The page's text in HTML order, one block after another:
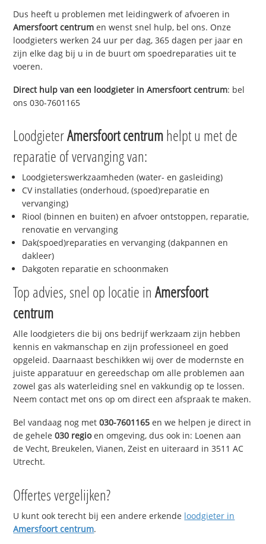
Dus heeft u problemen met leidingwerk of afvoeren in
Amersfoort centrum en wenst snel hulp, bel ons. Onze
loodgieters werken 24 uur per dag, 365 dagen per jaar en
zijn elke dag bij u in de buurt om spoedreparaties uit te
voeren.
Direct hulp van een loodgieter inAmersfoort centrum: bel
ons 030-7601165
LoodgieterAmersfoort centrumhelpt u met de
reparatie of vervanging van:
Loodgieterswerkzaamheden (water- en gasleiding)
CV installaties (onderhoud, (spoed)reparatie en
vervanging)
Riool (binnen en buiten) en afvoer ontstoppen, reparatie,
renovatie en vervanging
Dak(spoed)reparaties en vervanging (dakpannen en
dakleer)
Dakgoten reparatie en schoonmaken
Top advies, snel op locatie inAmersfoort
centrum
Alle loodgieters die bij ons bedrijf werkzaam zijn hebben
kennis en vakmanschap en zijn professioneel en goed
opgeleid. Daarnaast beschikken wij over de modernste en
juiste apparatuur en gereedschap om alle problemen aan
zowel gas als waterleiding snel en vakkundig op te lossen.
Neem contact met ons op om direct een afspraak te maken.
Bel vandaag nog met030-7601165 en we helpen je direct in
de gehele030 regioen omgeving, dus ook in: Loenen aan
de Vecht, Breukelen, Vianen, Zeist en uiteraard in 3511 AC
Utrecht.
Offertes vergelijken?
U kunt ook terecht bij een andere erkende loodgieter in
Amersfoort centrum.